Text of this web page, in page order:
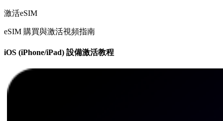
激活eSIM
eSIM 購買與激活視頻指南
iOS (iPhone/iPad) 設備激活教程